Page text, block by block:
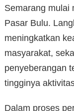
Semarang mulai
Pasar Bulu.
meningkatkan
masyarakat,
penyeberangan
tingginya
Dalam proses